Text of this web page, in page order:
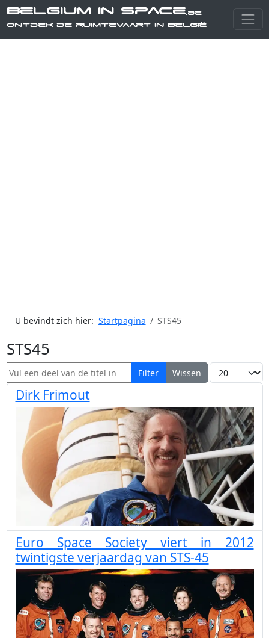
Belgium in Space.be
Ontdek de ruimtevaart in België
U bevindt zich hier: Startpagina STS45
STS45
Vul een deel van de titel in Filter Wissen Toon #
Dirk Frimout
Euro Space Society viert in 2012
twintigste verjaardag van STS-45